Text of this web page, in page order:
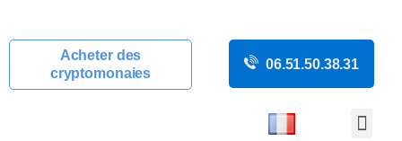
Acheter des
cryptomonaies
06.51.50.38.31